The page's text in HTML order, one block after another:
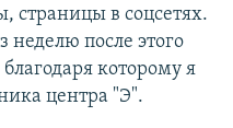
страницы в соцсетях.
неделю после этого
которому я
центра "Э".